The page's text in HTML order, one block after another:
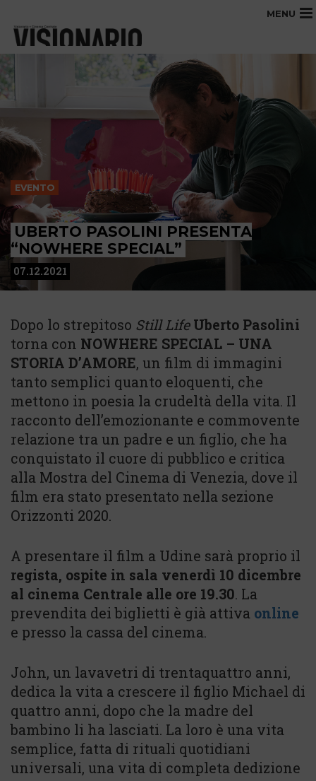
MENU
EVENTO
UBERTO PASOLINI PRESENTA
“NOWHERE SPECIAL”
07.12.2021
Dopo lo strepitoso Still Life Uberto Pasolini
torna con NOWHERE SPECIAL – UNA
STORIA D’AMORE, un film di immagini
tanto semplici quanto eloquenti, che
mettono in poesia la crudeltà della vita. Il
racconto dell’emozionante e commovente
relazione tra un padre e un figlio, che ha
conquistato il cuore di pubblico e critica
alla Mostra del Cinema di Venezia, dove il
film era stato presentato nella sezione
Orizzonti 2020.
A presentare il film a Udine sarà proprio il
regista, ospite in sala venerdì 10 dicembre
al cinema Centrale alle ore 19.30. La
prevendita dei biglietti è già attiva online
e presso la cassa del cinema.
John, un lavavetri di trentaquattro anni,
dedica la vita a crescere il figlio Michael di
quattro anni, dopo che la madre del
bambino li ha lasciati. La loro è una vita
semplice, fatta di rituali quotidiani
universali, una vita di completa dedizione